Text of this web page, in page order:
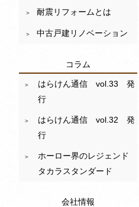
耐震リフォームとは
中古戸建リノベーション
コラム
はらけん通信 vol.33 発
行
はらけん通信 vol.32 発
行
ホーロー界のレジェンド
タカラスタンダード
会社情報